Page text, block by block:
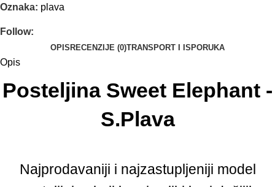
Oznaka: plava
Follow:
OPIS RECENZIJE (0)TRANSPORT I ISPORUKA
Opis
Posteljina Sweet Elephant -
S.Plava
Najprodavaniji i najzastupljeniji model